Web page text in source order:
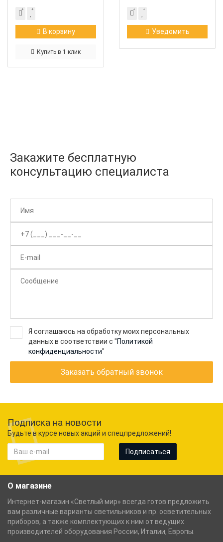
В корзину
Купить в 1 клик
Уведомить
Закажите бесплатную
консультацию специалиста
Я соглашаюсь на обработку моих персональных
данных в соответствии с "Политикой
конфиденциальности"
Заказать обратный звонок
Подписка на новости
Будьте в курсе новых акций и спецпредложений!
Подписаться
О магазине
Интернет-магазин «Светлый мир» всегда готов предложить
вам различные варианты светильников и пр. осветительных
приборов, а также комплектующих к ним от ведущих
производителей оборудования России, Италии, Европы.